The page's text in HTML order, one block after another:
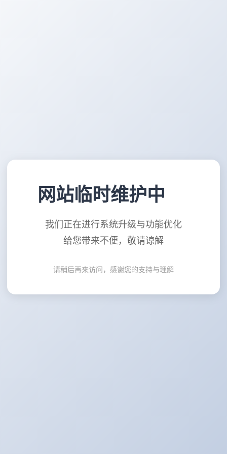
网站临时维护中
我们正在进行系统升级与功能优化
给您带来不便，敬请谅解
请稍后再来访问，感谢您的支持与理解